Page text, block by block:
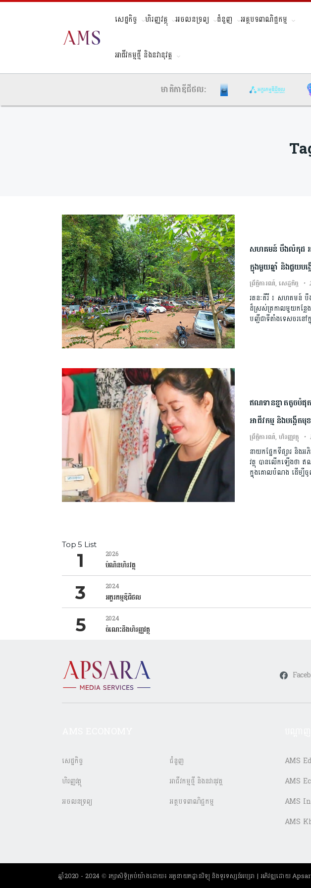
សេដ្ឋកិច្ច ហិរញ្ញវត្ថុ អចលនទ្រព្យ ជំនួញ អត្ថបទពាណិជ្ជកម្ម
អាជីវកម្មថ្មី និងនវានុវត្ត
មាតិកាឌីជីថល:
សហគមន៍ បឹងលំកុដ
ក្នុងមួយឆ្នាំ និងជួយប
ព្រឹត្តិការណ៍, សេដ្ឋកិច្ច
រតនៈគីរី ៖ សហគមន៍
ដ៏ស្រស់ត្រកាលមួយកន្លែង
បញ្ជីជាទីតាំងទេសចរនៅក្
ឥណទានខ្នាតតូចបំផុ
អាជីវកម្ម និងបង្កើតមុខ
ព្រឹត្តិការណ៍, ហិរញ្ញវត្ថុ
នាយកផ្នែកទីផ្សារ និង
វត្ថុ បានលើកឡើងថា ឥ
ក្នុងគោលបំណង ដើម្បី
Top 5 List
2026
បំណិនហិរវត្ថុ
2024
អក្ខរកម្មឌីជីថល
2024
ចំណេះដឹងហិរញ្ញវត្ថុ
សេដ្ឋកិច្ច
ហិរញ្ញវត្ថុ
អចលនទ្រព្យ
ជំនួញ
អាជីវកម្មថ្មី និងនវានុវត្ត
អត្ថបទពាណិជ្ជកម្ម
AMS
AMS
AMS
AMS
ឆ្នាំ2020 - 2024 © រក្សាសិទ្ធិគ្រប់យ៉ាងដោយ៖ អគ្គនាយកដ្ឋានវិទ្យុ និងទូរទស្សន៍អប្សរា | អភិវឌ្ឍដោយ